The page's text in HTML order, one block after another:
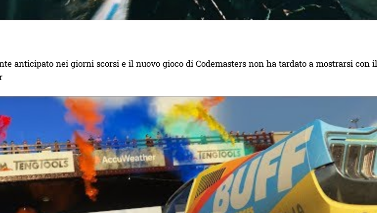
anticipato nei giorni scorsi e il nuovo gioco di Codemasters non ha tardato a mostrarsi con il